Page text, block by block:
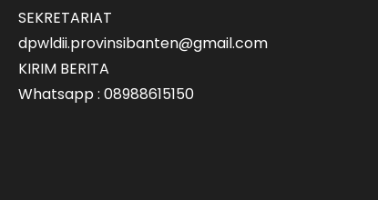
SEKRETARIAT
dpwldii.provinsibanten@gmail.com
KIRIM BERITA
Whatsapp : 08988615150